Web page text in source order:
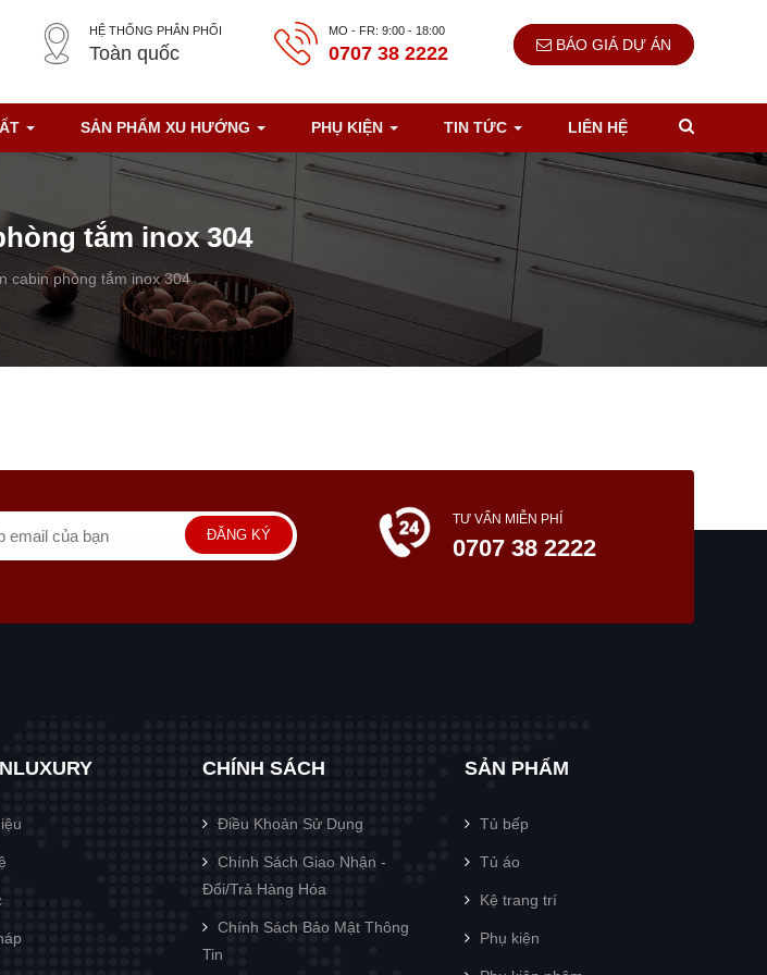
HỆ THỐNG PHÂN PHỐI
Toàn quốc
MO - FR: 9:00 - 18:00
0707 38 2222 BÁO GIÁ DỰ ÁN
SẢN PHẨM XU HƯỚNG PHỤ KIỆN TIN TỨC LIÊN HỆ
tắm inox 304
cabin phòng tắm inox 304
ĐĂNG KÝ
TƯ VẤN MIỄN PHÍ
0707 38 2222
CHÍNH SÁCH
Điều Khoản Sử Dụng
Chính Sách Giao Nhận -
Đổi/Trả Hàng Hóa
Chính Sách Bảo Mật Thông
Tin
SẢN PHẨM
Tủ bếp
Tủ áo
Kệ trang trí
Phụ kiện